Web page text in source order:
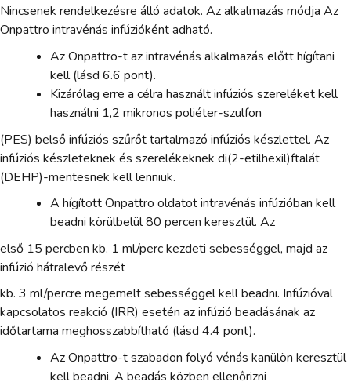
Nincsenek rendelkezésre álló adatok. Az alkalmazás módja Az
Onpattro intravénás infúzióként adható.
Az Onpattro-t az intravénás alkalmazás előtt hígítani
kell (lásd 6.6 pont).
Kizárólag erre a célra használt infúziós szereléket kell
használni 1,2 mikronos poliéter-szulfon
(PES) belső infúziós szűrőt tartalmazó infúziós készlettel. Az
infúziós készleteknek és szerelékeknek di(2-etilhexil)ftalát
(DEHP)-mentesnek kell lenniük.
A hígított Onpattro oldatot intravénás infúzióban kell
beadni körülbelül 80 percen keresztül. Az
első 15 percben kb. 1 ml/perc kezdeti sebességgel, majd az
infúzió hátralevő részét
kb. 3 ml/percre megemelt sebességgel kell beadni. Infúzióval
kapcsolatos reakció (IRR) esetén az infúzió beadásának az
időtartama meghosszabbítható (lásd 4.4 pont).
Az Onpattro-t szabadon folyó vénás kanülön keresztül
kell beadni. A beadás közben ellenőrizni